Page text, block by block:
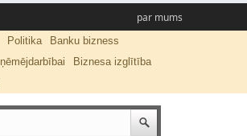
par mums
Politika
Banku bizness
Biznesa izglītība